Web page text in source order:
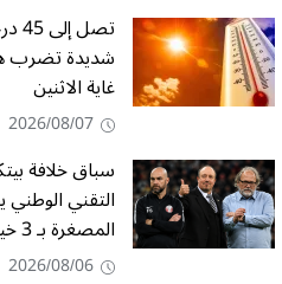
شديدة تضرب
غاية الاثنين
2026/08/07
سباق خلافة
التقني
المصغرة بـ 3 خيارات
2026/08/06